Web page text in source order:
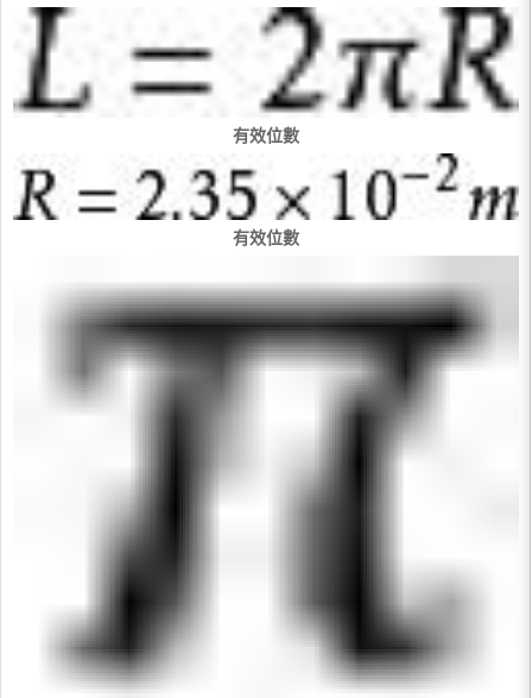
有效位數
有效位數